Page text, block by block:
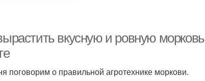
вкусную и ровную
поговорим о правильной агротехнике моркови.